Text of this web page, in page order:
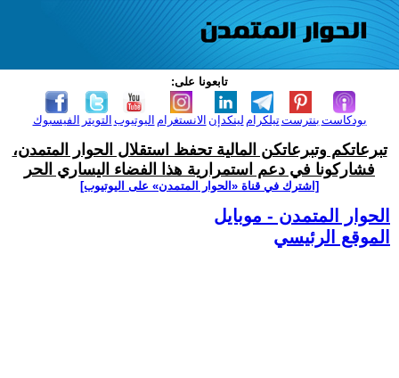
تابعونا على:
الفيسبوك التويتر اليوتيوب الانستغرام لينكدإن تيلكرامبنترست بودكاست
تبرعاتكم وتبرعاتكن المالية تحفظ استقلال الحوار المتمدن،
فشاركونا في دعم استمرارية هذا الفضاء اليساري الحر
[اشترك في قناة ‫«الحوار المتمدن» على اليوتيوب]
الحوار المتمدن - موبايل
الموقع الرئيسي